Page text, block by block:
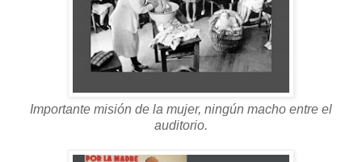
Importante misión de la mujer, ningún macho entre el
auditorio.